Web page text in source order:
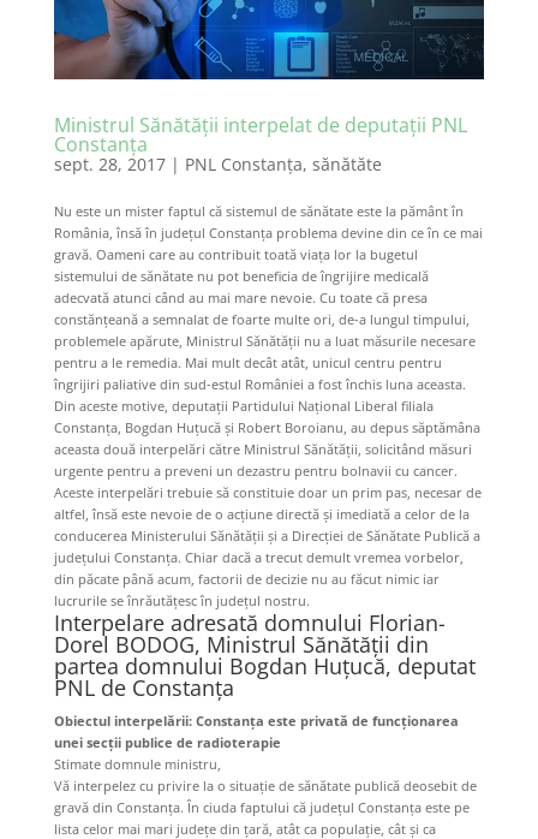
Ministrul Sănătăţii interpelat de deputații PNL
Constanța
sept. 28, 2017| PNL Constanţa, sănătăte
Nu este un mister faptul că sistemul de sănătate este la pământ în
România, însă în județul Constanța problema devine din ce în ce mai
gravă. Oameni care au contribuit toată viața lor la bugetul
sistemului de sănătate nu pot beneficia de îngrijire medicală
adecvată atunci când au mai mare nevoie. Cu toate că presa
constănțeană a semnalat de foarte multe ori, de-a lungul timpului,
problemele apărute, Ministrul Sănătăţii nu a luat măsurile necesare
pentru a le remedia. Mai mult decât atât, unicul centru pentru
îngrijiri paliative din sud-estul României a fost închis luna aceasta.
Din aceste motive, deputații Partidului Național Liberal filiala
Constanța, Bogdan Huțucă și Robert Boroianu, au depus săptămâna
aceasta două interpelări către Ministrul Sănătăţii, solicitând măsuri
urgente pentru a preveni un dezastru pentru bolnavii cu cancer.
Aceste interpelări trebuie să constituie doar un prim pas, necesar de
altfel, însă este nevoie de o acțiune directă și imediată a celor de la
conducerea Ministerului Sănătăţii și a Direcției de Sănătate Publică a
județului Constanța. Chiar dacă a trecut demult vremea vorbelor,
din păcate până acum, factorii de decizie nu au făcut nimic iar
lucrurile se înrăutățesc în județul nostru.
Interpelare adresată domnului Florian-
Dorel BODOG, Ministrul Sănătăţii din
partea domnului Bogdan Huțucă, deputat
PNL de Constanța
Obiectul interpelării: Constanța este privată de funcționarea
unei secții publice de radioterapie
Stimate domnule ministru,
Vă interpelez cu privire la o situație de sănătate publică deosebit de
gravă din Constanța. În ciuda faptului că județul Constanța este pe
lista celor mai mari județe din țară, atât ca populație, cât și ca